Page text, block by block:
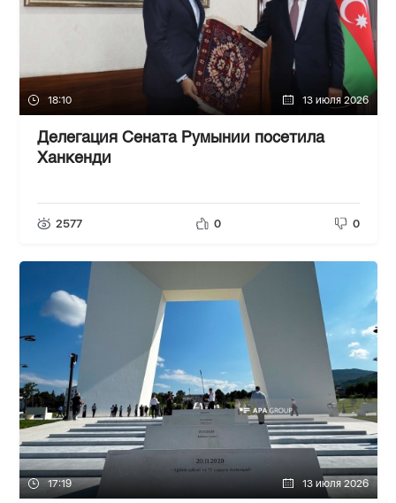
18:10 13 июля 2026
Делегация Сената Румынии посетила
Ханкенди
2577 0 0
17:19 13 июля 2026